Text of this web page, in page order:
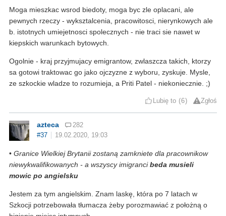
Moga mieszkac wsrod biedoty, moga byc zle oplacani, ale
pewnych rzeczy - wyksztalcenia, pracowitosci, nierynkowych ale
b. istotnych umiejetnosci spolecznych - nie traci sie nawet w
kiepskich warunkach bytowych.
Ogolnie - kraj przyjmujacy emigrantow, zwlaszcza takich, ktorzy
sa gotowi traktowac go jako ojczyzne z wyboru, zyskuje. Mysle,
ze szkockie wladze to rozumieja, a Priti Patel - niekoniecznie. ;)
Lubię to 6 Zgłoś
azteca
282
#37
19.02.2020, 19:03
• Granice Wielkiej Brytanii zostaną zamkniete dla pracownikow
niewykwalifikowanych - a wszyscy imigranci beda musieli
mowic po angielsku
Jestem za tym angielskim. Znam laskę, która po 7 latach w
Szkocji potrzebowała tłumacza żeby porozmawiać z położną o